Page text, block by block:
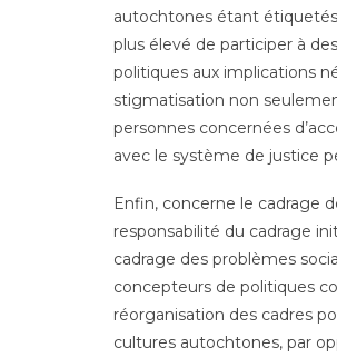
autochtones étant
plus élevé de participer à
politiques aux implications
stigmatisation non
personnes concernées
avec le système de justice
Enfin, concerne le cadrage
responsabilité du cadrage
cadrage des problèmes
concepteurs de politiques
réorganisation des cadres
cultures autochtones, par